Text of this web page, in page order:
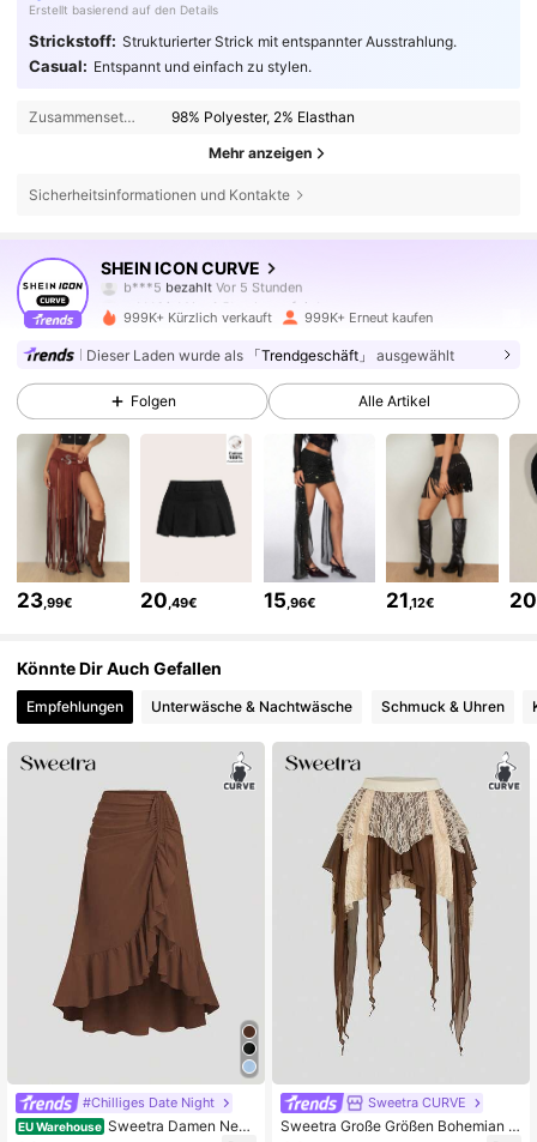
Erstellt basierend auf den Details
Strickstoff: Strukturierter Strick mit entspannter Ausstrahlung.
Casual: Entspannt und einfach zu stylen.
Zusammensetzung: 98% Polyester, 2% Elasthan
Mehr anzeigen
Sicherheitsinformationen und Kontakte
SHEIN ICON CURVE
b***5bezahltVor 5 Stunden
m***1 istVor 4 Stundengefolgt
4,81 399K Follower
399K Follower
399K Follower
399K Follower
4,81 399K Follower
399K Follower
999K+ Kürzlich verkauft 999K+ Erneut kaufen
Dieser Laden wurde als 「Trendgeschäft」 ausgewählt
Folgen Alle Artikel
23 ,99€ 20 ,49€ 15 ,96€ 21 ,12€ 20
Könnte Dir Auch Gefallen
Empfehlungen Unterwäsche & Nachtwäsche Schmuck & Uhren
#Chilliges Date Night
EU Warehouse Sweetra Damen Neuh
Sweetra CURVE
Sweetra Große Größen Bohemian S